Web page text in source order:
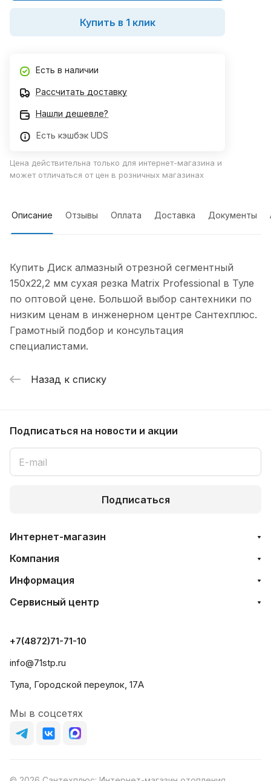
Купить в 1 клик
Есть в наличии
Рассчитать доставку
Нашли дешевле?
Есть кэшбэк UDS
Цена действительна только для интернет-магазина и
может отличаться от цен в розничных магазинах
Описание Отзывы Оплата Доставка Документы
Купить Диск алмазный отрезной сегментный
150х22,2 мм сухая резка Matrix Professional в Туле
по оптовой цене. Большой выбор сантехники по
низким ценам в инженерном центре Сантехплюс.
Грамотный подбор и консультация
специалистами.
Назад к списку
Подписаться на новости и акции
Подписаться
Интернет-магазин
Компания
Информация
Сервисный центр
+7(4872)71-71-10
info@71stp.ru
Тула, Городской переулок, 17А
Мы в соцсетях